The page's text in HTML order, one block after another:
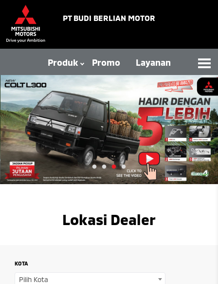
PT BUDI BERLIAN MOTOR
Produk Promo Layanan
Lokasi Dealer
KOTA
Pilih Kota